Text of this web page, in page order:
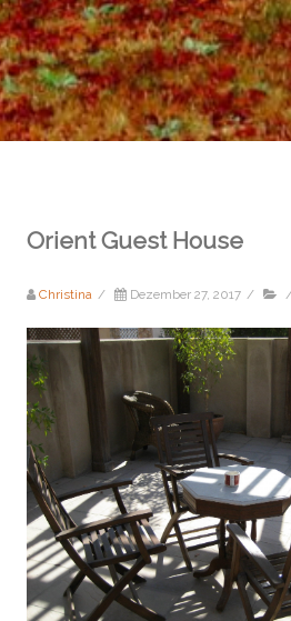
Orient Guest House
Christina / Dezember 27, 2017 /